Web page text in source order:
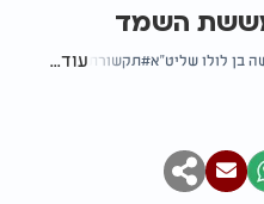
השמד
בן לולו שליט"א תקשורת עוד...